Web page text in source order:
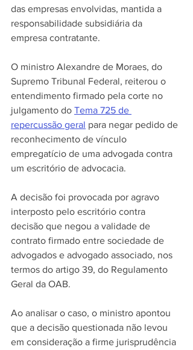
das empresas envolvidas, mantida a
responsabilidade subsidiária da
empresa contratante.
O ministro Alexandre de Moraes, do
Supremo Tribunal Federal, reiterou o
entendimento firmado pela corte no
julgamento do Tema 725 de
repercussão geral para negar pedido de
reconhecimento de vínculo
empregatício de uma advogada contra
um escritório de advocacia.
A decisão foi provocada por agravo
interposto pelo escritório contra
decisão que negou a validade de
contrato firmado entre sociedade de
advogados e advogado associado, nos
termos do artigo 39, do Regulamento
Geral da OAB.
Ao analisar o caso, o ministro apontou
que a decisão questionada não levou
em consideração a firme jurisprudência